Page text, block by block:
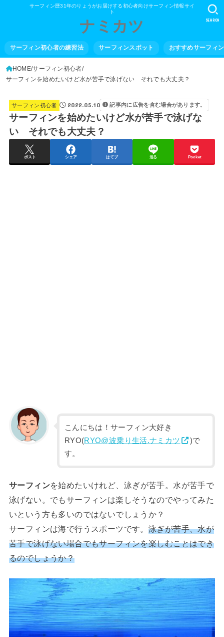
サーフィン歴31年のりょうがお届けする初心者向けサーフィン情報サイ
ト
ナミカツ
サーフィン初心者の練習法 サーフィンスポット おすすめサーフィ
SEARCH
HOME サーフィン初心者
サーフィンを始めたいけど水が苦手で泳げない それでも大丈夫？
サーフィン初心者 2022.05.10 記事内に広告を含む場合があります。
サーフィンを始めたいけど水が苦手で泳げな
い それでも大丈夫？
ポスト シェア はてブ 送る Pocket
こんにちは！サーフィン大好き
RYO(RYO@波乗り生活.ナミカツ
)で
す。
サーフィンを始めたいけれど、泳ぎが苦手。水が苦手で
泳げない。でもサーフィンは楽しそうなのでやってみた
いという方も多いのではないでしょうか？
サーフィンは海で行うスポーツです。 泳ぎが苦手、水が
苦手で泳げない場合でもサーフィンを楽しむことはでき
るのでしょうか？